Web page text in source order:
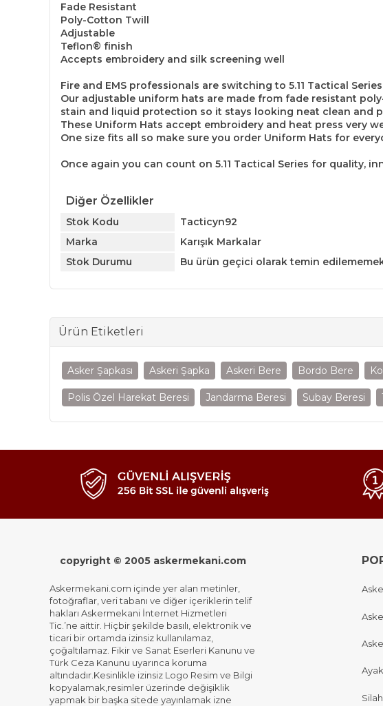
Fade Resistant
Poly-Cotton Twill
Adjustable
Teflon® finish
Accepts embroidery and silk screening well
Fire and EMS professionals are switching to 5.11 Tactical
Our adjustable uniform hats are made from fade resistant
stain and liquid protection so it stays looking neat clean and
These Uniform Hats accept embroidery and heat press very
One size fits all so make sure you order Uniform Hats for
Once again you can count on 5.11 Tactical Series for quality,
Diğer Özellikler
Stok Kodu
Tacticyn92
Marka
Karışık Markalar
Stok Durumu
Bu ürün geçici olarak temin
Ürün Etiketleri
Asker Şapkası Askeri Şapka Askeri Bere Bordo Bere
Polis Özel Harekat Beresi Jandarma Beresi Subay Beresi
copyright © 2005 askermekani.com
Askermekani.com içinde yer alan metinler,
fotoğraflar, veri tabanı ve diğer içeriklerin telif
hakları Askermekani İnternet Hizmetleri
Tic.’ne aittir. Hiçbir şekilde basılı, elektronik ve
ticari bir ortamda izinsiz kullanılamaz,
çoğaltılamaz. Fikir ve Sanat Eserleri Kanunu ve
Türk Ceza Kanunu uyarınca koruma
altındadır.Kesinlikle izinsiz Logo Resim ve Bilgi
kopyalamak,resimler üzerinde değişiklik
yapmak bir başka sitede yayınlamak izne
Silah